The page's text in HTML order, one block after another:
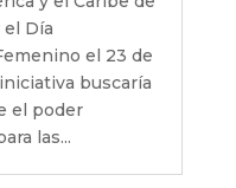
Día
el 23 de
buscaría
el poder
las...